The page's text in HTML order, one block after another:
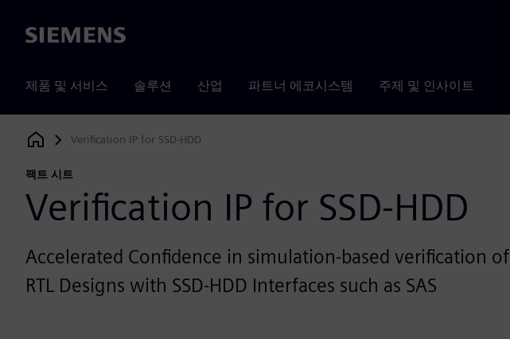
Siemens
제품 및 서비스 솔루션 산업 파트너 에코시스템 주제 및 인사이트
Siemens Digital Industries Software
Verification IP for SSD-HDD
팩트 시트
Verification IP for SSD-HDD
Accelerated Confidence in simulation-based verification of
RTL Designs with SSD-HDD Interfaces such as SAS